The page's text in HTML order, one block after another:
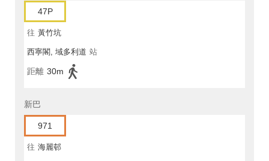
47P
往 黃竹坑
西寧閣, 域多利道 站
距離 30m
新巴
971
往 海麗邨